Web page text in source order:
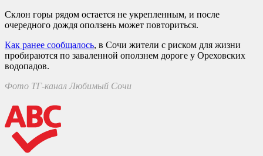
Склон горы рядом остается не укрепленным, и после
очередного дождя оползень может повториться.
Как ранее сообщалось, в Сочи жители с риском для жизни
пробираются по заваленной оползнем дороге у Ореховских
водопадов.
Фото ТГ-канал Любимый Сочи